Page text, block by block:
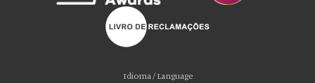
Idioma / Language
Por favor aceite as nossas deliciosas
Usamos cookies para personalizar conteúdo e anúncios, fornecer recursos